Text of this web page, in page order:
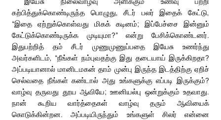
கற்பித்துக்கொண்டிருந்த பொழுது, சீடர் பலர் இதைக் கேட்டு,
“இதை ஏற்றுக்கொள்வது மிகக் கடினம்; இப்பேச்சை இன்னும்
கேட்டுக்கொண்டிருக்க முடியுமா?” என்று பேசிக்கொண்டனர்.
இதுபற்றித் தம் சீடர் முணுமுணுப்பதை இயேசு உணர்ந்து
அவர்களிடம், “நீங்கள் நம்புவதற்கு இது தடையாய் இருக்கிறதா?
அப்படியானால் மானிடமகன் தாம் முன்பு இருந்த இடத்திற்கு ஏறிச்
செல்வதை நீங்கள் கண்டால் அது உங்களுக்கு எப்படி இருக்கும்?
வாழ்வு தருவது தூய ஆவியே; ஊனியல்பு ஒன்றுக்கும் உதவாது.
நான் கூறிய வார்த்தைகள் வாழ்வு தரும் ஆவியைக்
கொடுக்கின்றன. அப்படியிருந்தும் உங்களுள் சிலர் என்னை